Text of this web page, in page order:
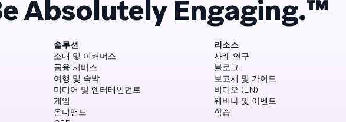
Absolutely Engaging.™
솔루션
소매 및 이커머스
금융 서비스
여행 및 숙박
미디어 및 엔터테인먼트
게임
온디맨드
리소스
사례 연구
블로그
보고서 및 가이드
비디오 (EN)
웨비나 및 이벤트
학습